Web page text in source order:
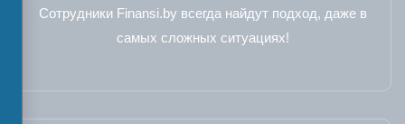
Сотрудники Finansi.by всегда найдут подход, даже в
самых сложных ситуациях!